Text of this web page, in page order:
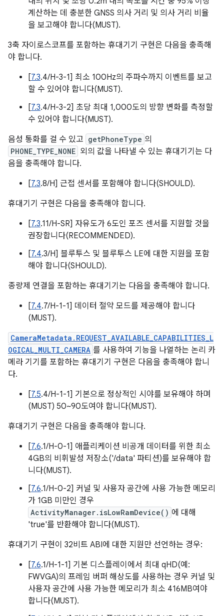
계산하는 데 충분한 GNSS 의사 거리 및 의사 거리 비율
을 보고해야 합니다(MUST).
3축 자이로스코프를 포함하는 휴대기기 구현은 다음을 충족해
야 합니다.
[7.3.4/H-3-1] 최소 100Hz의 주파수까지 이벤트를 보고
할 수 있어야 합니다(MUST).
[7.3.4/H-3-2] 초당 최대 1,000도의 방향 변화를 측정할
수 있어야 합니다(MUST).
음성 통화를 걸 수 있고 getPhoneType 의
PHONE_TYPE_NONE 외의 값을 나타낼 수 있는 휴대기기는 다
음을 충족해야 합니다.
[7.3.8/H] 근접 센서를 포함해야 합니다(SHOULD).
휴대기기 구현은 다음을 충족해야 합니다.
[7.3.11/H-SR] 자유도가 6도인 포즈 센서를 지원할 것을
권장합니다(RECOMMENDED).
[7.4.3/H] 블루투스 및 블루투스 LE에 대한 지원을 포함
해야 합니다(SHOULD).
종량제 연결을 포함하는 휴대기기는 다음을 충족해야 합니다.
[7.4.7/H-1-1] 데이터 절약 모드를 제공해야 합니다
(MUST).
CameraMetadata.REQUEST_AVAILABLE_CAPABILITIES_L
OGICAL_MULTI_CAMERA 를 사용하여 기능을 나열하는 논리 카
메라 기기를 포함하는 휴대기기 구현은 다음을 충족해야 합니
다.
[7.5.4/H-1-1] 기본으로 정상적인 시야를 보유해야 하며
(MUST) 50~90도여야 합니다(MUST).
휴대기기 구현은 다음을 충족해야 합니다.
[7.6.1/H-0-1] 애플리케이션 비공개 데이터를 위한 최소
4GB의 비휘발성 저장소('/data' 파티션)를 보유해야 합
니다(MUST).
[7.6.1/H-0-2] 커널 및 사용자 공간에 사용 가능한 메모리
가 1GB 미만인 경우
ActivityManager.isLowRamDevice() 에 대해
'true'를 반환해야 합니다(MUST).
휴대기기 구현이 32비트 ABI에 대한 지원만 선언하는 경우:
[7.6.1/H-1-1] 기본 디스플레이에서 최대 qHD(예:
FWVGA)의 프레임 버퍼 해상도를 사용하는 경우 커널 및
사용자 공간에 사용 가능한 메모리가 최소 416MB여야
합니다(MUST).